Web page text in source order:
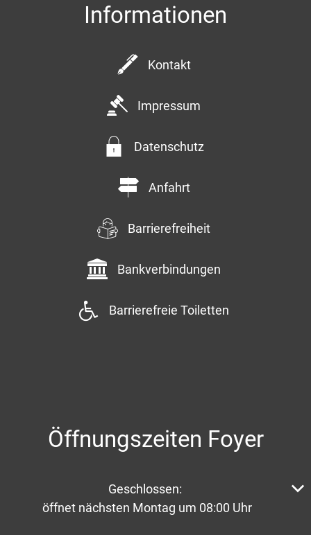
Informationen
Kontakt
Impressum
Datenschutz
Anfahrt
Barrierefreiheit
Bankverbindungen
Barrierefreie Toiletten
Öffnungszeiten Foyer
Klicken, um weitere Öffnungs- oder Schließzeiten
Geschlossen:
öffnet nächsten Montag um 08:00 Uhr